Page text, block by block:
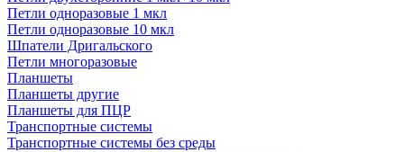
Петли одноразовые 1 мкл
Петли одноразовые 10 мкл
Шпатели Дригальского
Петли многоразовые
Планшеты
Планшеты другие
Планшеты для ПЦР
Транспортные системы
Транспортные системы без среды